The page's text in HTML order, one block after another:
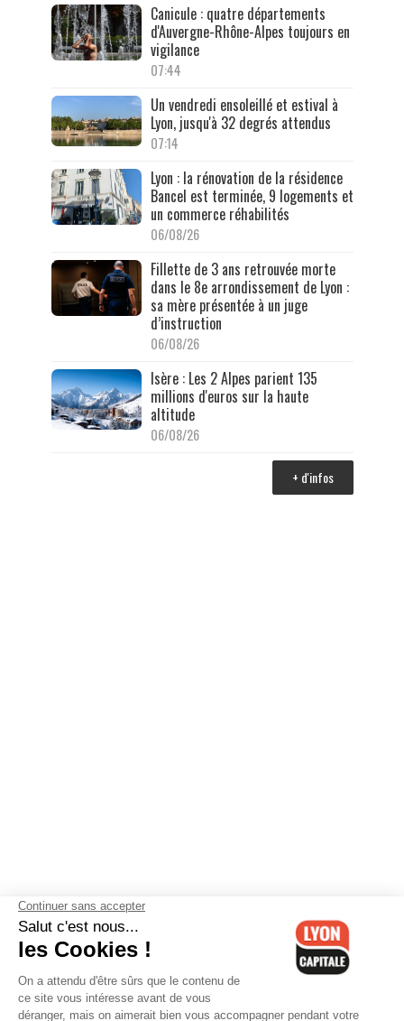
Canicule : quatre départements
d'Auvergne-Rhône-Alpes toujours en
vigilance
07:44
Un vendredi ensoleillé et estival à
Lyon, jusqu'à 32 degrés attendus
07:14
Lyon : la rénovation de la résidence
Bancel est terminée, 9 logements et
un commerce réhabilités
06/08/26
Fillette de 3 ans retrouvée morte
dans le 8e arrondissement de Lyon :
sa mère présentée à un juge
d’instruction
06/08/26
Isère : Les 2 Alpes parient 135
millions d'euros sur la haute
altitude
06/08/26
+ d'infos